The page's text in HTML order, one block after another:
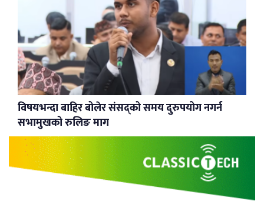
विषयभन्दा बाहिर बोलेर संसद्को समय दुरुपयोग नगर्न
सभामुखको रुलिङ माग